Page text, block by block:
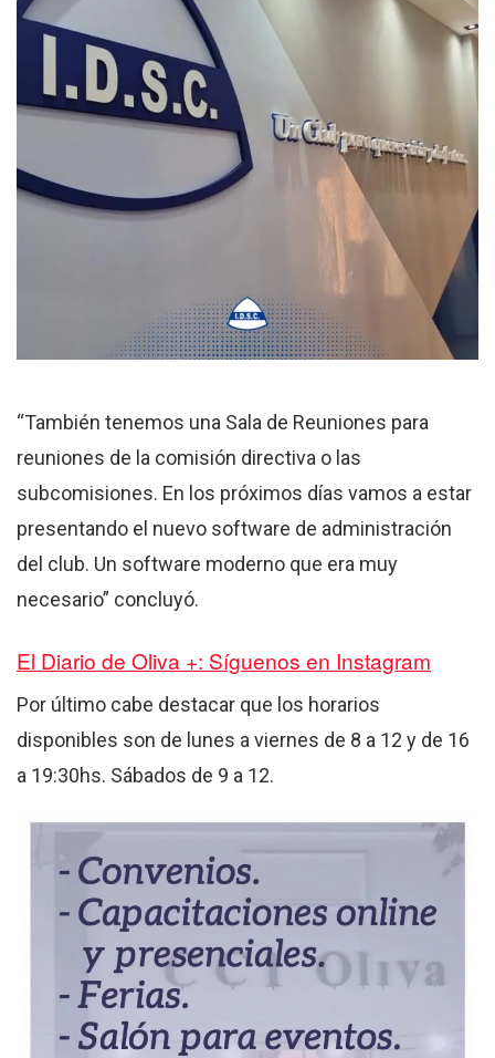
“También tenemos una Sala de Reuniones para
reuniones de la comisión directiva o las
subcomisiones. En los próximos días vamos a estar
presentando el nuevo software de administración
del club. Un software moderno que era muy
necesario” concluyó.
El Diario de Oliva +: Síguenos en Instagram
Por último cabe destacar que los horarios
disponibles son de lunes a viernes de 8 a 12 y de 16
a 19:30hs. Sábados de 9 a 12.